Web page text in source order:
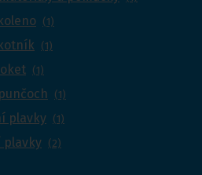
(1)
(1)
(1)
(1)
plavky (1)
plavky (2)